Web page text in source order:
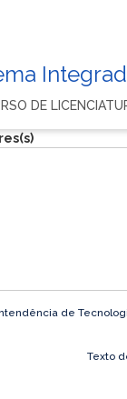
DE
de
Texto